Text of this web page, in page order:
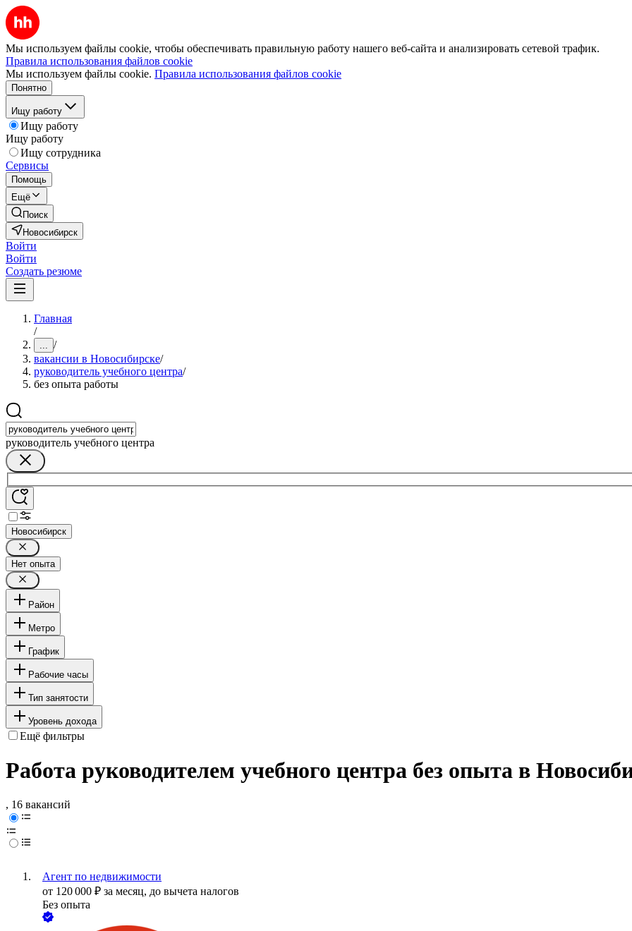
Мы используем файлы cookie, чтобы обеспечивать правильную работу нашего веб-сайта и анализировать сетевой трафик.
Правила использования файлов cookie
Мы используем файлы cookie. Правила использования файлов cookie
Понятно
Ищу работу
Ищу работу
Ищу работу
Ищу сотрудника
Сервисы
Помощь
Ещё
Поиск
Новосибирск
Войти
Войти
Создать резюме
Главная
/
... /
вакансии в Новосибирске/
руководитель учебного центра/
без опыта работы
руководитель учебного центра
Новосибирск
Нет опыта
Район
Метро
График
Рабочие часы
Тип занятости
Уровень дохода
Ещё фильтры
Работа руководителем учебного центра без опыта в
, 16 вакансий
Агент по недвижимости
от 120 000 ₽ за месяц, до вычета налогов
Без опыта